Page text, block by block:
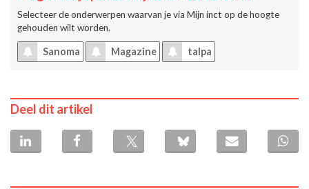
Selecteer de onderwerpen waarvan je via Mijn inct op de hoogte
gehouden wilt worden.
Sanoma Magazine talpa
Deel dit artikel